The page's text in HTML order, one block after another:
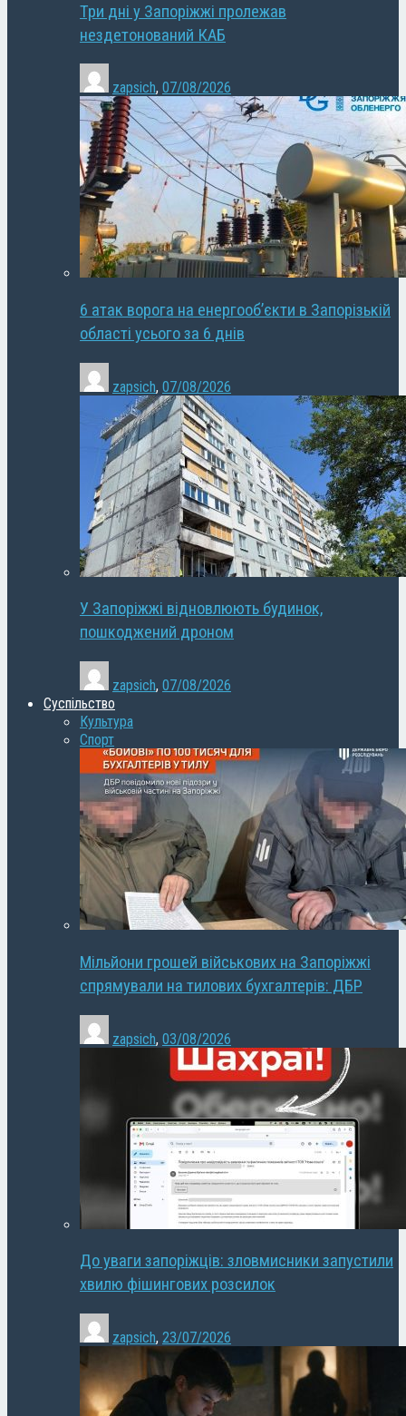
Три дні у Запоріжжі пролежав
нездетонований КАБ
zapsich, 07/08/2026
6 атак ворога на енергооб’єкти в Запорізькій
області усього за 6 днів
zapsich, 07/08/2026
У Запоріжжі відновлюють будинок,
пошкоджений дроном
zapsich, 07/08/2026
Суспільство
Культура
Спорт
Мільйони грошей військових на Запоріжжі
спрямували на тилових бухгалтерів: ДБР
zapsich, 03/08/2026
До уваги запоріжців: зловмисники запустили
хвилю фішингових розсилок
zapsich, 23/07/2026